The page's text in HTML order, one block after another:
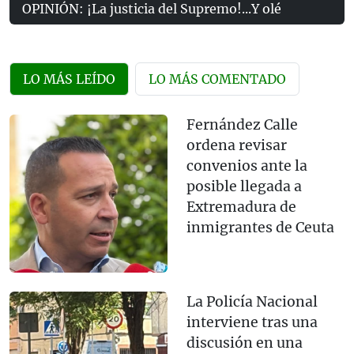
OPINIÓN: ¡La justicia del Supremo!...Y olé
LO MÁS LEÍDO LO MÁS COMENTADO
Fernández Calle
ordena revisar
convenios ante la
posible llegada a
Extremadura de
inmigrantes de Ceuta
La Policía Nacional
interviene tras una
discusión en una